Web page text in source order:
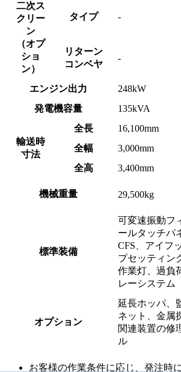
二次ス
クリー
ン
（オプ
ショ
ン）
タイプ -
リターン
コンベヤ
-
エンジン出力 248kW
発電機容量
135kVA
輸送時
寸法
全長 16,100mm
全幅
3,000mm
全高
3,400mm
機械重量 29,500kg
標準装備
可変速振動フ
ールタッチパ
CFS、アイフ
プセッティン
作業灯、過負
レーシステム
オプション
延長ホッパ、
ネット、金属
関連装置の修
ル
お客様の作業条件に応じ、発注時